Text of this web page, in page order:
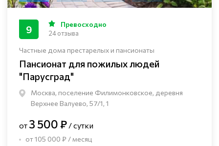
Частные дома престарелых и пансионаты
Пансионат для пожилых людей
"Парусград"
Москва, поселение Филимонковское, деревня
Верхнее Валуево, 57/1, 1
9 Превосходно
24 отзыва
от 3 500 ₽ / сутки
от 105 000 ₽ / месяц